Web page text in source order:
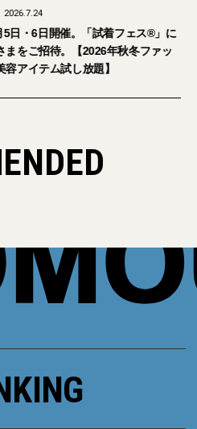
2026.7.24
5日・6日開催。「試着フェス®︎」に
まをご招待。【2026年秋冬ファッ
容アイテム試し放題】